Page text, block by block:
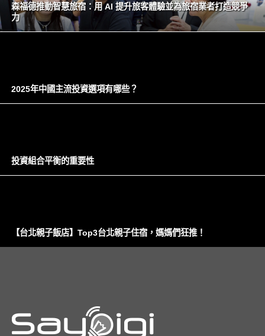
森福德推動智慧旅宿：用 AI 提升旅客體驗並為旅宿業者打造競爭
力
2025年中國主流投資選項有哪些？
投資組合平衡的重要性
【台北親子飯店】Top3台北親子住宿，媽媽們狂推！